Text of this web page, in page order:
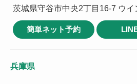
茨城県守谷市中央2丁目16-7 ウイ
簡単ネット予約
兵庫県